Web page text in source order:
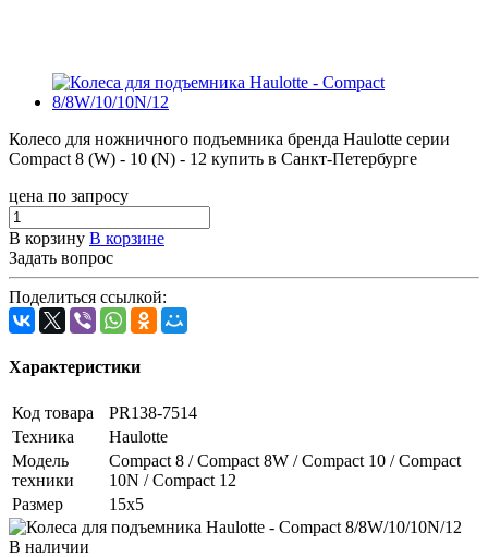
Колесо для ножничного подъемника бренда Haulotte серии
Compact 8 (W) - 10 (N) - 12 купить в Санкт-Петербурге
цена по запросу
В корзину В корзине
Задать вопрос
Поделиться ссылкой:
Характеристики
Код товара
PR138-7514
Техника
Haulotte
Модель
техники
Compact 8 / Compact 8W / Compact 10 / Compact
10N / Compact 12
Размер
15х5
В наличии